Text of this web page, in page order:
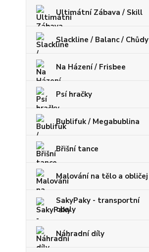
Ultimátní Zábava / Skill
Slackline / Balanc / Chůdy
Na Házení / Frisbee
Psí hračky
Bublifuk / Megabublina
Břišní tance
Malování na tělo a obličej
SakyPaky - transportní
obaly
Náhradní díly